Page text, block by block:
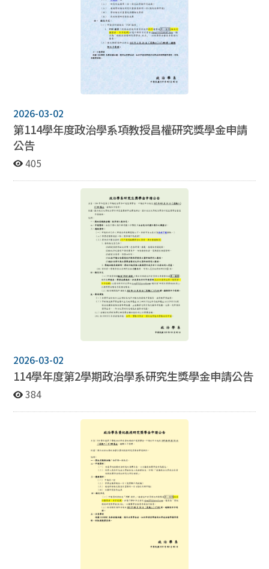
2026-03-02
第114學年度政治學系項教授昌權研究獎學金申請
公告
405
2026-03-02
114學年度第2學期政治學系研究生獎學金申請公告
384